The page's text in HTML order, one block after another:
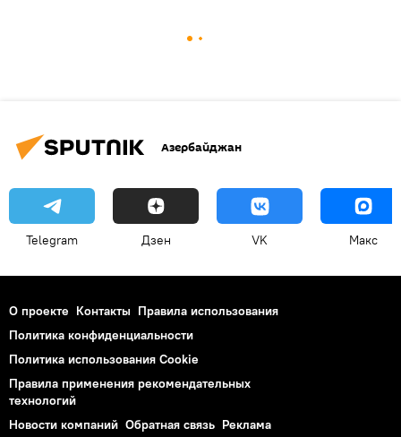
Азербайджан
Telegram Дзен VK Макс
О проекте Контакты Правила использования
Политика конфиденциальности
Политика использования Cookie
Правила применения рекомендательных
технологий
Новости компаний Обратная связь Реклама